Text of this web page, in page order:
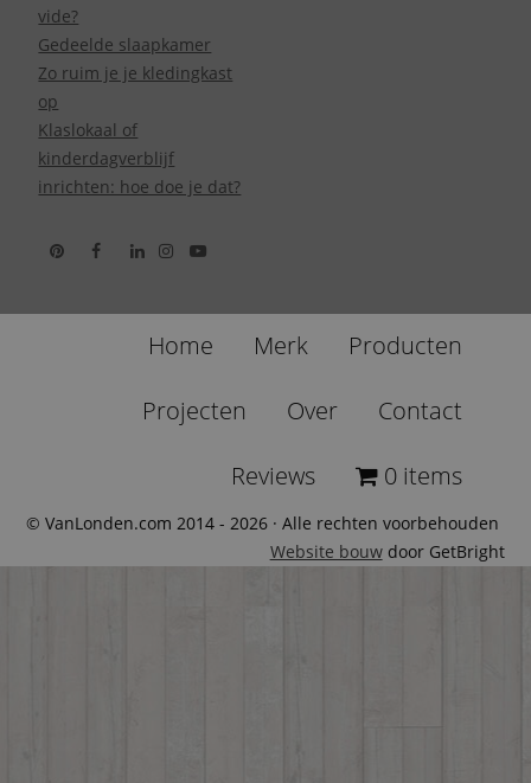
vide?
Gedeelde slaapkamer
Zo ruim je je kledingkast
op
Klaslokaal of
kinderdagverblijf
inrichten: hoe doe je dat?
Home Merk Producten
Projecten Over Contact
Reviews 0 items
© VanLonden.com 2014 - 2026 · Alle rechten voorbehouden
Website bouwdoor GetBright